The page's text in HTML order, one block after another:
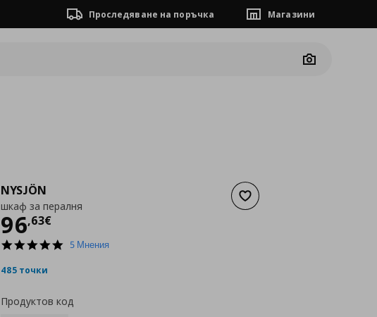
Проследяване на поръчка Магазини
Camera
Добави към списъка с
NYSJÖN
шкаф за пералня
96,63€
Цена
4.85 Мнения
485 точки
Продуктов код